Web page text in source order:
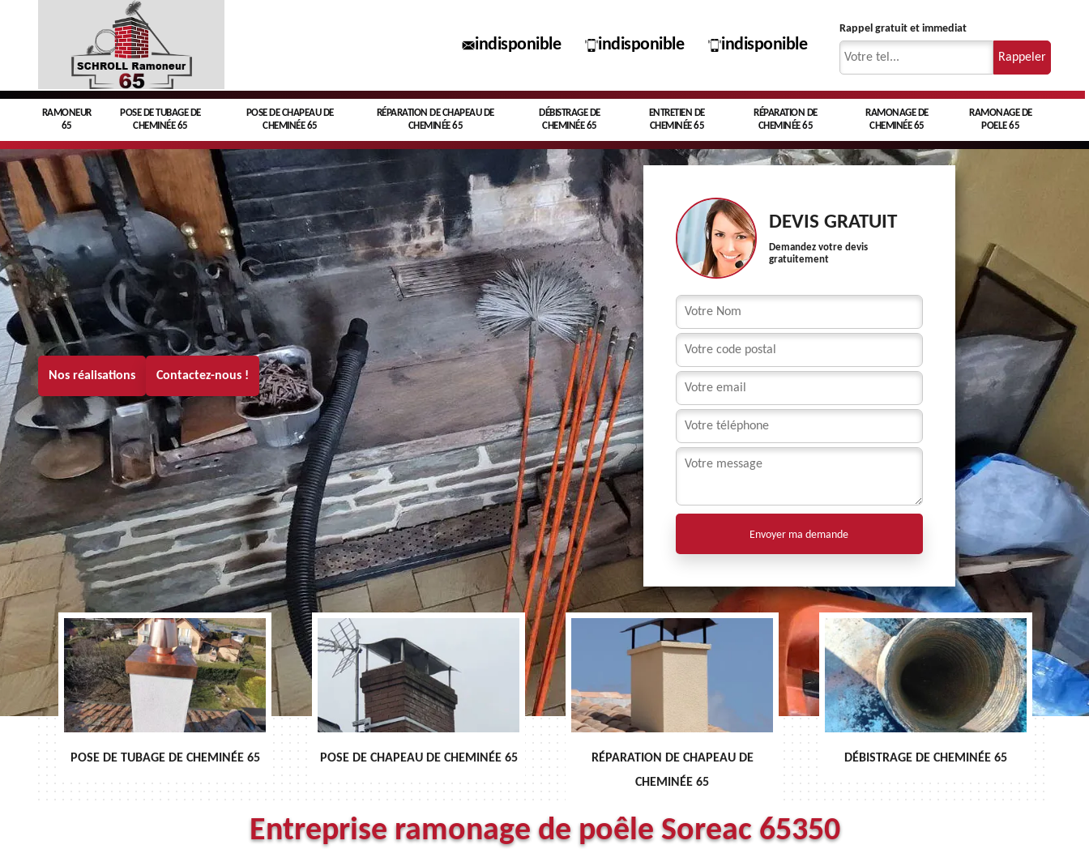
indisponible indisponible indisponible
Rappel gratuit et immediat
RAMONEUR
65
POSE DE TUBAGE DE
CHEMINÉE 65
POSE DE CHAPEAU DE
CHEMINÉE 65
RÉPARATION DE CHAPEAU DE
CHEMINÉE 65
DÉBISTRAGE DE
CHEMINÉE 65
ENTRETIEN DE
CHEMINÉE 65
RÉPARATION DE
CHEMINÉE 65
RAMONAGE DE
CHEMINÉE 65
RAMONAGE DE
POELE 65
Nos réalisations Contactez-nous !
DEVIS GRATUIT
Demandez votre devis
gratuitement
POSE DE CHAPEAU DE CHEMINÉE 65
RÉPARATION DE CHAPEAU DE
DÉBISTRAGE DE CHEMINÉE 65 ENTRETIEN DE CHEMINÉE 65
Entreprise ramonage de poêle Soreac 65350